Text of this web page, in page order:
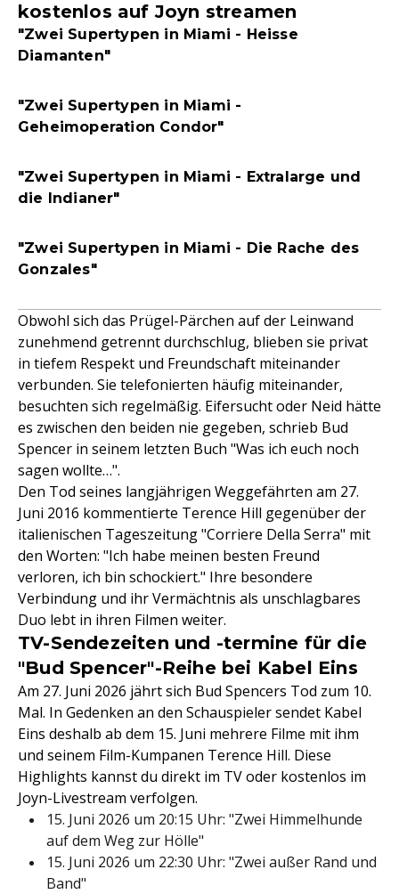
kostenlos auf Joyn streamen
"Zwei Supertypen in Miami - Heisse
Diamanten"
"Zwei Supertypen in Miami -
Geheimoperation Condor"
"Zwei Supertypen in Miami - Extralarge und
die Indianer"
"Zwei Supertypen in Miami - Die Rache des
Gonzales"
Obwohl sich das Prügel-Pärchen auf der Leinwand
zunehmend getrennt durchschlug, blieben sie privat
in tiefem Respekt und Freundschaft miteinander
verbunden. Sie telefonierten häufig miteinander,
besuchten sich regelmäßig. Eifersucht oder Neid hätte
es zwischen den beiden nie gegeben, schrieb Bud
Spencer in seinem letzten Buch "Was ich euch noch
sagen wollte…".
Den Tod seines langjährigen Weggefährten am 27.
Juni 2016 kommentierte Terence Hill gegenüber der
italienischen Tageszeitung "Corriere Della Serra" mit
den Worten: "Ich habe meinen besten Freund
verloren, ich bin schockiert." Ihre besondere
Verbindung und ihr Vermächtnis als unschlagbares
Duo lebt in ihren Filmen weiter.
TV-Sendezeiten und -termine für die
"Bud Spencer"-Reihe bei Kabel Eins
Am 27. Juni 2026 jährt sich Bud Spencers Tod zum 10.
Mal. In Gedenken an den Schauspieler sendet Kabel
Eins deshalb ab dem 15. Juni mehrere Filme mit ihm
und seinem Film-Kumpanen Terence Hill. Diese
Highlights kannst du direkt im TV oder kostenlos im
Joyn-Livestream verfolgen.
15. Juni 2026 um 20:15 Uhr: "Zwei Himmelhunde
auf dem Weg zur Hölle"
15. Juni 2026 um 22:30 Uhr: "Zwei außer Rand und
Band"